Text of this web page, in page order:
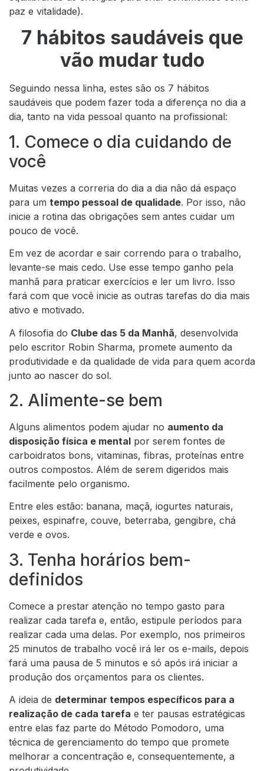
paz e vitalidade).
7 hábitos saudáveis que
vão mudar tudo
Seguindo nessa linha, estes são os 7 hábitos
saudáveis que podem fazer toda a diferença no dia a
dia, tanto na vida pessoal quanto na profissional:
1. Comece o dia cuidando de
você
Muitas vezes a correria do dia a dia não dá espaço
para um tempo pessoal de qualidade. Por isso, não
inicie a rotina das obrigações sem antes cuidar um
pouco de você.
Em vez de acordar e sair correndo para o trabalho,
levante-se mais cedo. Use esse tempo ganho pela
manhã para praticar exercícios e ler um livro. Isso
fará com que você inicie as outras tarefas do dia mais
ativo e motivado.
A filosofia do Clube das 5 da Manhã, desenvolvida
pelo escritor Robin Sharma, promete aumento da
produtividade e da qualidade de vida para quem acorda
junto ao nascer do sol.
2. Alimente-se bem
Alguns alimentos podem ajudar no aumento da
disposição física e mental por serem fontes de
carboidratos bons, vitaminas, fibras, proteínas entre
outros compostos. Além de serem digeridos mais
facilmente pelo organismo.
Entre eles estão: banana, maçã, iogurtes naturais,
peixes, espinafre, couve, beterraba, gengibre, chá
verde e ovos.
3. Tenha horários bem-
definidos
Comece a prestar atenção no tempo gasto para
realizar cada tarefa e, então, estipule períodos para
realizar cada uma delas. Por exemplo, nos primeiros
25 minutos de trabalho você irá ler os e-mails, depois
fará uma pausa de 5 minutos e só após irá iniciar a
produção dos orçamentos para os clientes.
A ideia de determinar tempos específicos para a
realização de cada tarefa e ter pausas estratégicas
entre elas faz parte do Método Pomodoro, uma
técnica de gerenciamento do tempo que promete
melhorar a concentração e, consequentemente, a